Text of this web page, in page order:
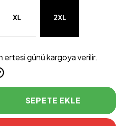
XL 2XL
ertesi günü kargoya verilir.
SEPETE EKLE